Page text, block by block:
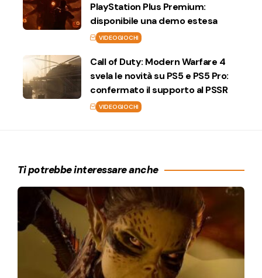
PlayStation Plus Premium:
disponibile una demo estesa
VIDEOGIOCHI
Call of Duty: Modern Warfare 4
svela le novità su PS5 e PS5 Pro:
confermato il supporto al PSSR
VIDEOGIOCHI
Ti potrebbe interessare anche